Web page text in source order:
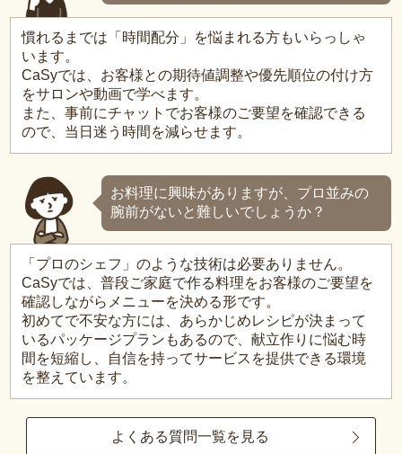
慣れるまでは「時間配分」を悩まれる方もいらっしゃ
います。
CaSyでは、お客様との期待値調整や優先順位の付け方
をサロンや動画で学べます。
また、事前にチャットでお客様のご要望を確認できる
ので、当日迷う時間を減らせます。
お料理に興味がありますが、プロ並みの
腕前がないと難しいでしょうか？
「プロのシェフ」のような技術は必要ありません。
CaSyでは、普段ご家庭で作る料理をお客様のご要望を
確認しながらメニューを決める形です。
初めてで不安な方には、あらかじめレシピが決まって
いるパッケージプランもあるので、献立作りに悩む時
間を短縮し、自信を持ってサービスを提供できる環境
を整えています。
よくある質問一覧を見る